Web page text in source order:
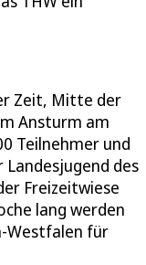
Zeit, Mitte der
Ansturm am
Teilnehmer und
des
Freizeitwiese
lang werden
Westfalen für